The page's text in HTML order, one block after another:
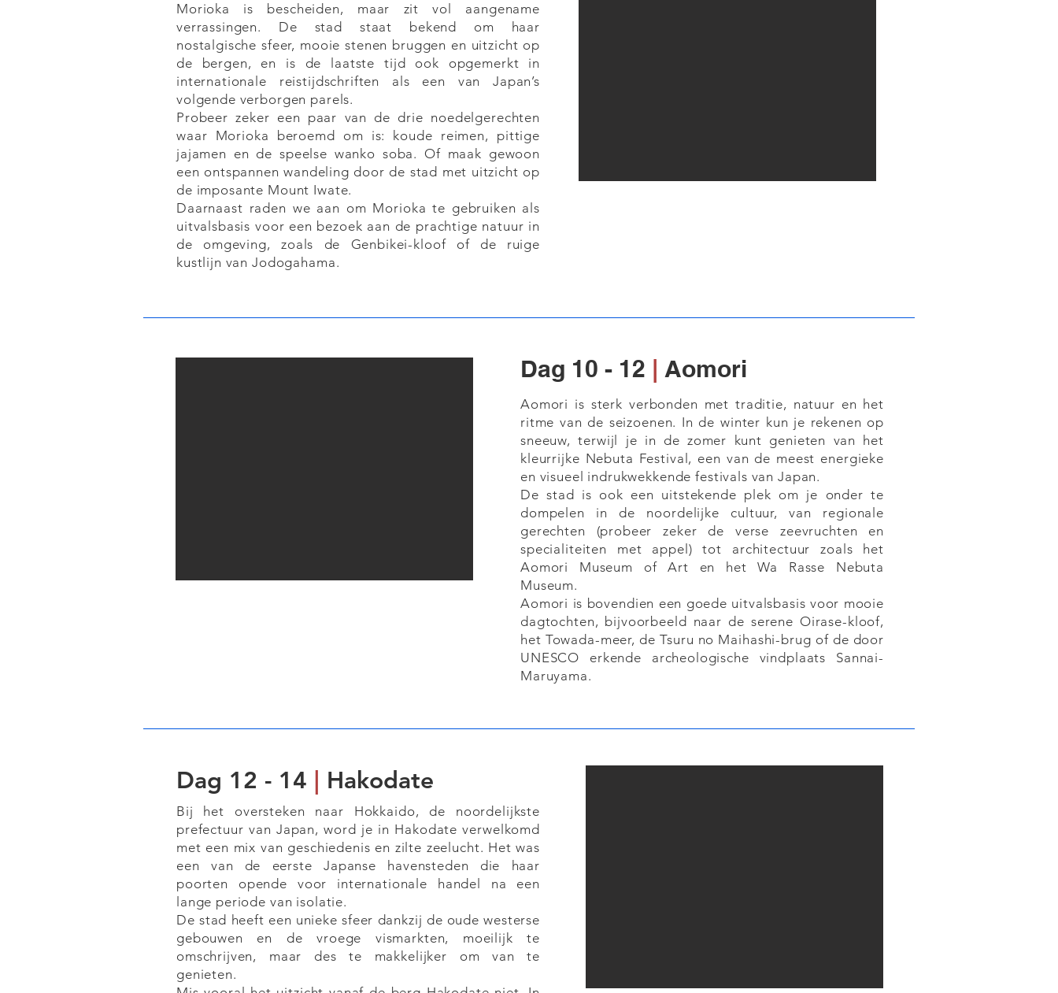
Morioka is bescheiden, maar zit vol aangename
verrassingen. De stad staat bekend om haar
nostalgische sfeer, mooie stenen bruggen en uitzicht op
de bergen, en is de laatste tijd ook opgemerkt in
internationale reistijdschriften als een van Japan’s
volgende verborgen parels.
Probeer zeker een paar van de drie noedelgerechten
waar Morioka beroemd om is: koude reimen, pittige
jajamen en de speelse wanko soba. Of maak gewoon
een ontspannen wandeling door de stad met uitzicht op
de imposante Mount Iwate.
Daarnaast raden we aan om Morioka te gebruiken als
uitvalsbasis voor een bezoek aan de prachtige natuur in
de omgeving, zoals de Genbikei-kloof of de ruige
kustlijn van Jodogahama.
Dag 10 - 12 | Aomori
Aomori is sterk verbonden met traditie, natuur en het
ritme van de seizoenen. In de winter kun je rekenen op
sneeuw, terwijl je in de zomer kunt genieten van het
kleurrijke Nebuta Festival, een van de meest energieke
en visueel indrukwekkende festivals van Japan.
De stad is ook een uitstekende plek om je onder te
dompelen in de noordelijke cultuur, van regionale
gerechten (probeer zeker de verse zeevruchten en
specialiteiten met appel) tot architectuur zoals het
Aomori Museum of Art en het Wa Rasse Nebuta
Museum.
Aomori is bovendien een goede uitvalsbasis voor mooie
dagtochten, bijvoorbeeld naar de serene Oirase-kloof,
het Towada-meer, de Tsuru no Maihashi-brug of de door
UNESCO erkende archeologische vindplaats Sannai-
Maruyama.
Dag 12 - 14 Hakodate
Bij het oversteken naar Hokkaido, de noordelijkste
prefectuur van Japan, word je in Hakodate verwelkomd
met een mix van geschiedenis en zilte zeelucht. Het was
een van de eerste Japanse havensteden die haar
poorten opende voor internationale handel na een
lange periode van isolatie.
De stad heeft een unieke sfeer dankzij de oude westerse
gebouwen en de vroege vismarkten, moeilijk te
omschrijven, maar des te makkelijker om van te
genieten.